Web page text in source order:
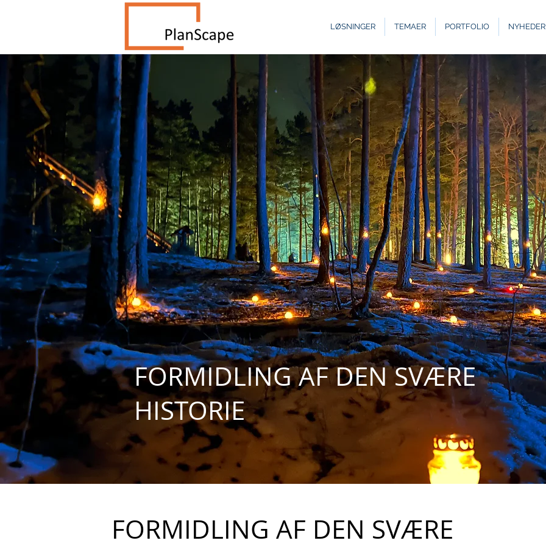
LØSNINGER TEMAER PORTFOLIO NYHEDER
FORMIDLING AF DEN SVÆRE
HISTORIE
FORMIDLING AF DEN SVÆRE